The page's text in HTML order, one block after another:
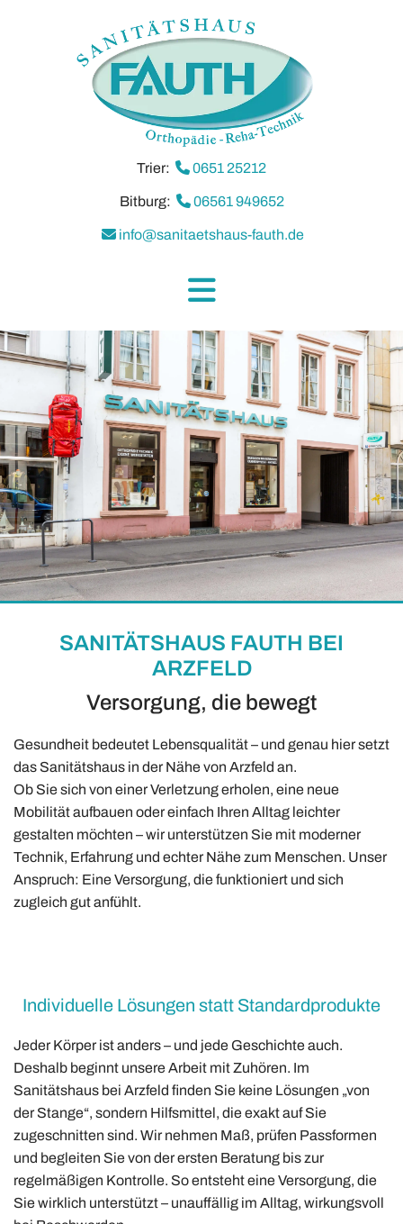
Trier: 0651 25212
Bitburg:  06561 949652
 info@sanitaetshaus-fauth.de
SANITÄTSHAUS FAUTH BEI
ARZFELD
Versorgung, die bewegt
Gesundheit bedeutet Lebensqualität – und genau hier setzt
das Sanitätshaus in der Nähe von Arzfeld an.
Ob Sie sich von einer Verletzung erholen, eine neue
Mobilität aufbauen oder einfach Ihren Alltag leichter
gestalten möchten – wir unterstützen Sie mit moderner
Technik, Erfahrung und echter Nähe zum Menschen. Unser
Anspruch: Eine Versorgung, die funktioniert und sich
zugleich gut anfühlt.
Individuelle Lösungen statt Standardprodukte
Jeder Körper ist anders – und jede Geschichte auch.
Deshalb beginnt unsere Arbeit mit Zuhören. Im
Sanitätshaus bei Arzfeld finden Sie keine Lösungen „von
der Stange“, sondern Hilfsmittel, die exakt auf Sie
zugeschnitten sind. Wir nehmen Maß, prüfen Passformen
und begleiten Sie von der ersten Beratung bis zur
regelmäßigen Kontrolle. So entsteht eine Versorgung, die
Sie wirklich unterstützt – unauffällig im Alltag, wirkungsvoll